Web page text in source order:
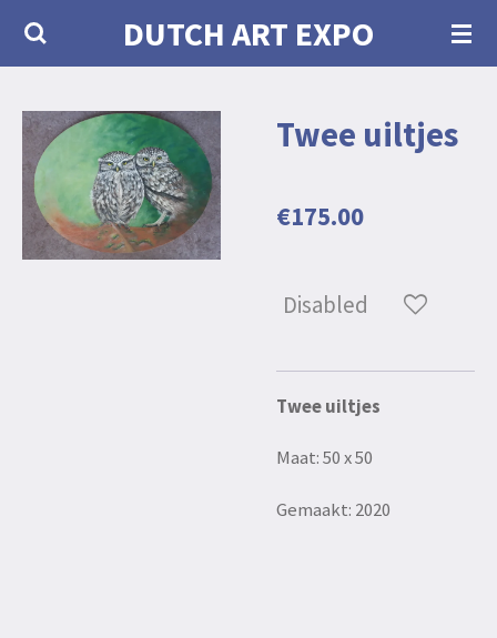
Skip
content
DUTCH ART EXPO
Twee uiltjes
€175.00
Disabled
Twee uiltjes
Maat: 50 x 50
Gemaakt: 2020